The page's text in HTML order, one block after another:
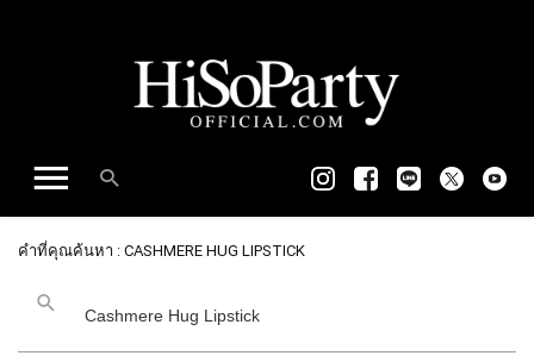
คำที่คุณค้นหา : CASHMERE HUG LIPSTICK